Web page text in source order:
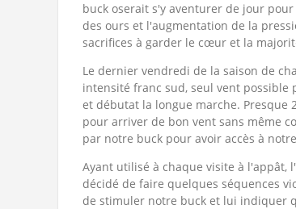
buck oserait s'y aventurer de jour
des ours et l'augmentation de la
sacrifices à garder le cœur et la
Le dernier vendredi de la saison de
intensité franc sud, seul vent possible
et débutat la longue marche.
pour arriver de bon vent sans même
par notre buck pour avoir accès à
Ayant utilisé à chaque visite à l'appât,
décidé de faire quelques séquences
de stimuler notre buck et lui indiquer